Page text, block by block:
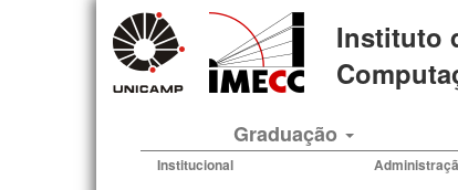
Instituto
Graduação
Institucional